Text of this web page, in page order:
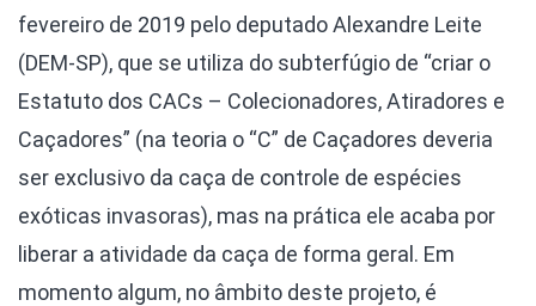
fevereiro de 2019 pelo deputado Alexandre Leite
(DEM-SP), que se utiliza do subterfúgio de “criar o
Estatuto dos CACs – Colecionadores, Atiradores e
Caçadores” (na teoria o “C” de Caçadores deveria
ser exclusivo da caça de controle de espécies
exóticas invasoras), mas na prática ele acaba por
liberar a atividade da caça de forma geral. Em
momento algum, no âmbito deste projeto, é